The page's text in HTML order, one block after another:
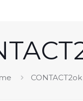
CONTACT2ok